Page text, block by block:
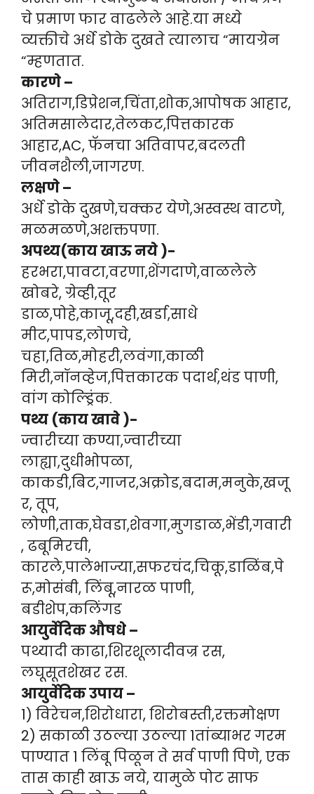
चे प्रमाण फार वाढलेले आहे.या मध्ये
व्यक्तीचे अर्धे डोके दुखते त्यालाच “मायग्रेन
“म्हणतात.
कारणे –
अतिराग,डिप्रेशन,चिंता,शोक,आपोषक आहार,
अतिमसालेदार,तेलकट,पित्तकारक
आहार,AC, फॅनचा अतिवापर,बदलती
जीवनशैली,जागरण.
लक्षणे –
अर्धे डोके दुखणे,चक्कर येणे,अस्वस्थ वाटणे,
मळमळणे,अशक्तपणा.
अपथ्य(काय खाऊ नये )-
हरभरा,पावटा,वरणा,शेंगदाणे,वाळलेले
खोबरे, ग्रेव्ही,तूर
डाळ,पोहे,काजू,दही,खर्डा,साधे
मीट,पापड,लोणचे,
चहा,तिळ,मोहरी,लवंगा,काळी
मिरी,नॉनव्हेज,पित्तकारक पदार्थ,थंड पाणी,
वांग कोल्ड्रिंक.
पथ्य (काय खावे )-
ज्वारीच्या कण्या,ज्वारीच्या
लाह्या,दुधीभोपळा,
काकडी,बिट,गाजर,अक्रोड,बदाम,मनुके,खजू
र, तूप,
लोणी,ताक,घेवडा,शेवगा,मुगडाळ,भेंडी,गवारी
, ढबूमिरची,
कारले,पालेभाज्या,सफरचंद,चिकू,डाळिंब,पे
रू,मोसंबी, लिंबू,नारळ पाणी,
बडीशेप,कलिंगड
आयुर्वेदिक औषधे –
पथ्यादी काढा,शिरशूलादीवज्र रस,
लघूसूतशेखर रस.
आयुर्वेदिक उपाय –
1) विरेचन,शिरोधारा, शिरोबस्ती,रक्तमोक्षण
2) सकाळी उठल्या उठल्या 1तांब्याभर गरम
पाण्यात 1 लिंबू पिळून ते सर्व पाणी पिणे, एक
तास काही खाऊ नये, यामुळे पोट साफ